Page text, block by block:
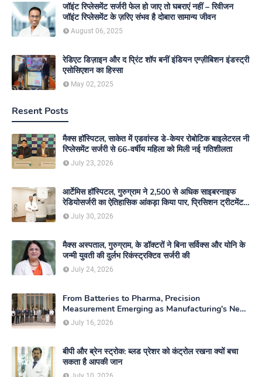
जॉइंट रिप्लेसमेंट सर्जरी फेल हो जाए तो घबराएं नहीं – रिवीजन
जॉइंट रिप्लेसमेंट के ज़रिए संभव है दोबारा सामान्य जीवन
August 06, 2025
रेडिएट डिज़ाइन और द प्रिंट शॉप बनीं इंडियन एग्ज़ीबिशन इंडस्ट्री
एसोसिएशन का हिस्सा
May 02, 2025
Resent Posts
मैक्स हॉस्पिटल, साकेत में एडवांस्ड डे-केयर रोबोटिक बाइलेटरल नी
रिप्लेसमेंट सर्जरी से 66-वर्षीय महिला को मिली नई गतिशीलता
July 23, 2026
आर्टेमिस हॉस्पिटल, गुरुग्राम ने 2,500 से अधिक साइबरनाइफ
रेडियोसर्जरी का ऐतिहासिक आंकड़ा किया पार, प्रिसिशन ट्रीटमेंट में
मजबूत की अपनी अग्रणी पहचान
July 30, 2026
मैक्स अस्पताल, गुरुग्राम, के डॉक्टरों ने बिना सर्विक्स और योनि के
जन्मी युवती की दुर्लभ रिकंस्ट्रक्टिव सर्जरी की
July 24, 2026
From Batteries to Pharma, Precision
Measurement Emerging as Manufacturing's New
Competitive Edge
July 16, 2026
बीपी और ब्रेन स्ट्रोक: ब्लड प्रेशर को कंट्रोल रखना क्यों बचा
सकता है आपकी जान